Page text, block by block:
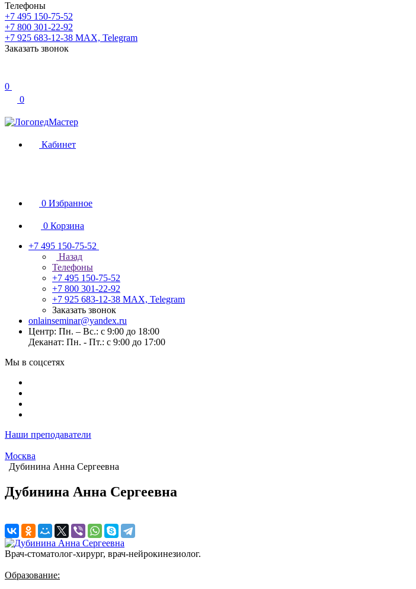
Телефоны
+7 495 150-75-52
+7 800 301-22-92
+7 925 683-12-38 MAX, Telegram
Заказать звонок
0
0
Кабинет
0 Избранное
0 Корзина
+7 495 150-75-52
Назад
Телефоны
+7 495 150-75-52
+7 800 301-22-92
+7 925 683-12-38 MAX, Telegram
Заказать звонок
onlainseminar@yandex.ru
Центр: Пн. – Вс.: с 9:00 до 18:00
Деканат: Пн. - Пт.: с 9:00 до 17:00
Мы в соцсетях
Наши преподаватели
Москва
Дубинина Анна Сергеевна
Дубинина Анна Сергеевна
Врач-стоматолог-хирург, врач-нейрокинезиолог.
Образование: